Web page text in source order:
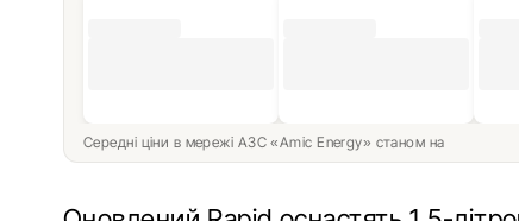
Середні ціни в мережі АЗС «Amic Energy» станом на